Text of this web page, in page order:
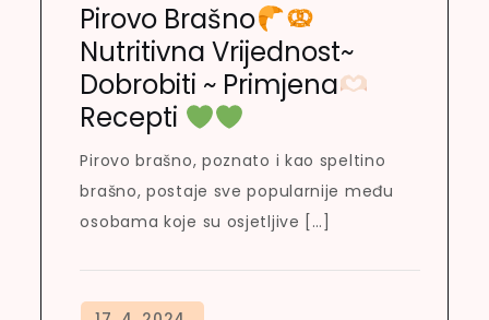
Pirovo Brašno
Nutritivna Vrijednost~
Dobrobiti ~ Primjena
Recepti
Pirovo brašno, poznato i kao speltino
brašno, postaje sve popularnije među
osobama koje su osjetljive […]